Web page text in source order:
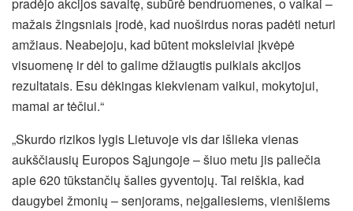
pradėjo akcijos savaitę, subūrė bendruomenes, o vaikai –
mažais žingsniais įrodė, kad nuoširdus noras padėti neturi
amžiaus. Neabejoju, kad būtent moksleiviai įkvėpė
visuomenę ir dėl to galime džiaugtis puikiais akcijos
rezultatais. Esu dėkingas kiekvienam vaikui, mokytojui,
mamai ar tėčiui.“
„Skurdo rizikos lygis Lietuvoje vis dar išlieka vienas
aukščiausių Europos Sąjungoje – šiuo metu jis paliečia
apie 620 tūkstančių šalies gyventojų. Tai reiškia, kad
daugybei žmonių – senjorams, neįgaliesiems, vienišiems